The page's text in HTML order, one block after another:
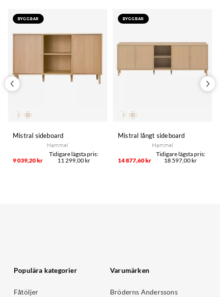
BYGGBAR
Mistral sideboard
Hammel
9 039,20 kr 11 299,00 kr
BYGGBAR
Mistral långt sideboard
Hammel
14 877,60 kr 18 597,00 kr
Populära kategorier
Fåtöljer
Varumärken
Bröderns Anderssons